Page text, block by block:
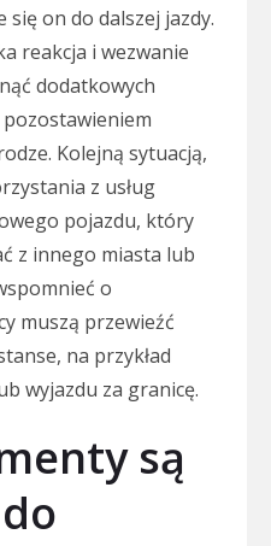
się on do dalszej jazdy.
reakcja i wezwanie
dodatkowych
Kolejną sytuacją,
z usług
pojazdu, który
z innego miasta lub
o
muszą przewieźć
na przykład
wyjazdu za granicę.
są